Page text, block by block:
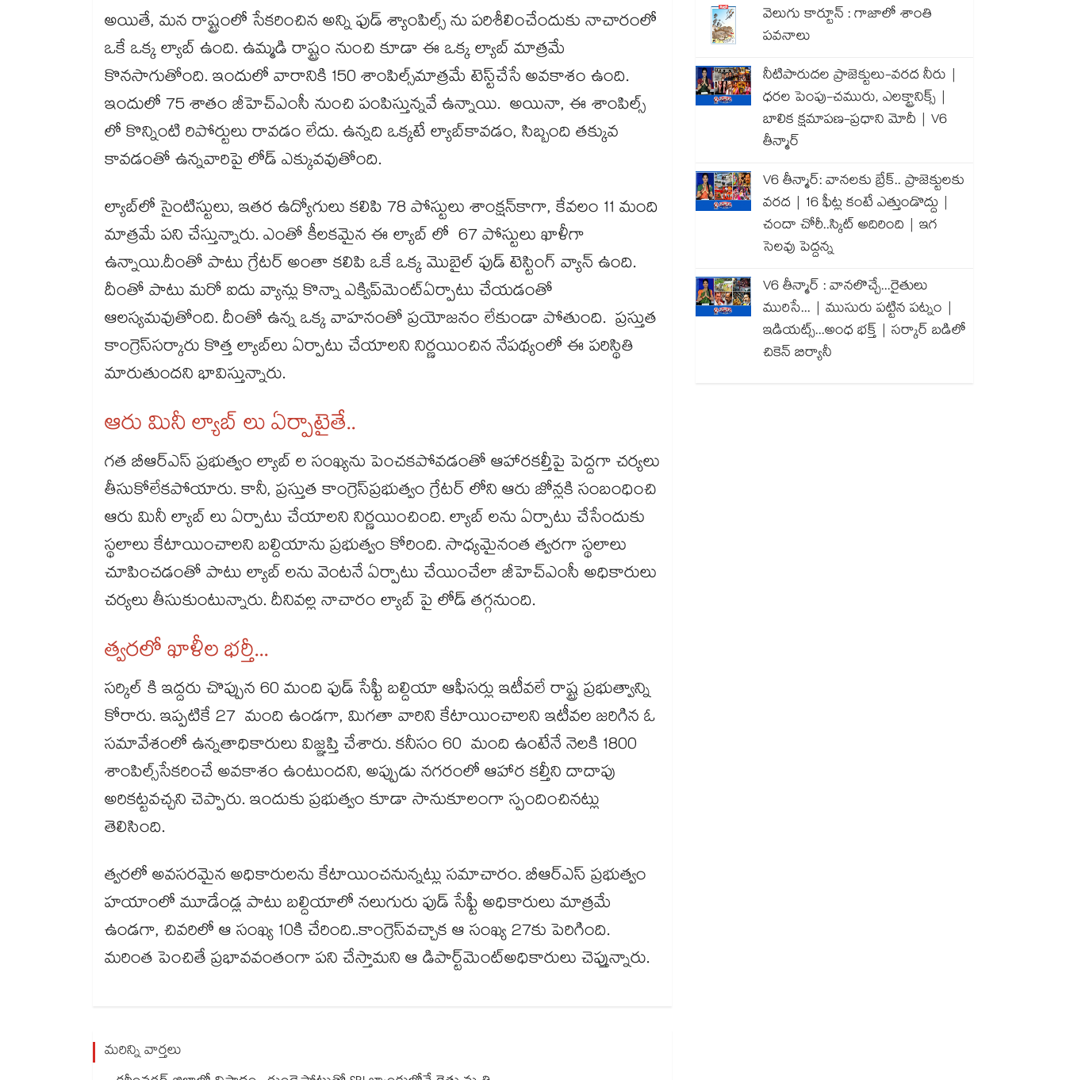
అయితే, మన రాష్ట్రంలో సేకరించిన అన్ని ఫుడ్ శ్యాంపిల్స్ ను పరిశీలించేందుకు నాచారంలో
ఒకే ఒక్క ల్యాబ్ ఉంది. ఉమ్మడి రాష్ట్రం నుంచి కూడా ఈ ఒక్క ల్యాబ్ మాత్రమే
కొనసాగుతోంది. ఇందులో వారానికి 150 శాంపిల్స్​మాత్రమే టెస్ట్​చేసే అవకాశం ఉంది.
ఇందులో 75 శాతం జీహెచ్ఎంసీ నుంచి పంపిస్తున్నవే ఉన్నాయి. అయినా, ఈ శాంపిల్స్​
లో కొన్నింటి రిపోర్టులు రావడం లేదు. ఉన్నది ఒక్కటే ల్యాబ్​కావడం, సిబ్బంది తక్కువ
కావడంతో ఉన్నవారిపై లోడ్​ ఎక్కువవుతోంది.
ల్యాబ్​లో సైంటిస్టులు, ఇతర ఉద్యోగులు కలిపి 78 పోస్టులు శాంక్షన్​కాగా, కేవలం 11 మంది
మాత్రమే పని చేస్తున్నారు. ఎంతో కీలకమైన ఈ ల్యాబ్ లో 67 పోస్టులు ఖాళీగా
ఉన్నాయి.దీంతో పాటు గ్రేటర్ అంతా కలిపి ఒకే ఒక్క మొబైల్ ఫుడ్ టెస్టింగ్ వ్యాన్ ఉంది.
దీంతో పాటు మరో ఐదు వ్యాన్లు కొన్నా ఎక్విప్​మెంట్​ఏర్పాటు చేయడంతో
ఆలస్యమవుతోంది. దీంతో ఉన్న ఒక్క వాహనంతో ప్రయోజనం లేకుండా పోతుంది. ప్రస్తుత
కాంగ్రెస్​సర్కారు కొత్త ల్యాబ్​లు ఏర్పాటు చేయాలని నిర్ణయించిన నేపథ్యంలో ఈ పరిస్థితి
మారుతుందని భావిస్తున్నారు.
ఆరు మినీ ల్యాబ్ లు ఏర్పాటైతే..
గత బీఆర్ఎస్ ప్రభుత్వం ల్యాబ్ ల సంఖ్యను పెంచకపోవడంతో ఆహారకల్తీపై పెద్దగా చర్యలు
తీసుకోలేకపోయారు. కానీ, ప్రస్తుత కాంగ్రెస్​ప్రభుత్వం గ్రేటర్ లోని ఆరు జోన్లకి సంబంధించి
ఆరు మినీ ల్యాబ్ లు ఏర్పాటు చేయాలని నిర్ణయించింది. ల్యాబ్ లను ఏర్పాటు చేసేందుకు
స్థలాలు కేటాయించాలని బల్దియాను ప్రభుత్వం కోరింది. సాధ్యమైనంత త్వరగా స్థలాలు
చూపించడంతో పాటు ల్యాబ్ లను వెంటనే ఏర్పాటు చేయించేలా జీహెచ్ఎంసీ అధికారులు
చర్యలు తీసుకుంటున్నారు. దీనివల్ల నాచారం ల్యాబ్ పై లోడ్ తగ్గనుంది.
త్వరలో ఖాళీల భర్తీ...
సర్కిల్ కి ఇద్దరు చొప్పున 60 మంది ఫుడ్ సేఫ్టీ బల్దియా ఆఫీసర్లు ఇటీవలే రాష్ట్ర ప్రభుత్వాన్ని
కోరారు. ఇప్పటికే 27 మంది ఉండగా, మిగతా వారిని కేటాయించాలని ఇటీవల జరిగిన ఓ
సమావేశంలో ఉన్నతాధికారులు విజ్ఞప్తి చేశారు. కనీసం 60 మంది ఉంటేనే నెలకి 1800
శాంపిల్స్​సేకరించే అవకాశం ఉంటుందని, అప్పుడు నగరంలో ఆహార కల్తీని దాదాపు
అరికట్టవచ్చని చెప్పారు. ఇందుకు ప్రభుత్వం కూడా సానుకూలంగా స్పందించినట్లు
తెలిసింది.
త్వరలో అవసరమైన అధికారులను కేటాయించనున్నట్లు సమాచారం. బీఆర్ఎస్​ ప్రభుత్వం
హయాంలో మూడేండ్ల పాటు బల్దియాలో నలుగురు ఫుడ్ సేఫ్టీ అధికారులు మాత్రమే
ఉండగా, చివరిలో ఆ సంఖ్య 10కి చేరింది..కాంగ్రెస్​వచ్చాక ఆ సంఖ్య 27కు పెరిగింది.
మరింత పెంచితే ప్రభావవంతంగా పని చేస్తామని ఆ డిపార్ట్​మెంట్​అధికారులు చెప్తున్నారు.
మరిన్ని వార్తలు
వెలుగు కార్టూన్ : గాజాలో శాంతి
పవనాలు
నీటిపారుదల ప్రాజెక్టులు-వరద నీరు |
ధరల పెంపు-చమురు, ఎలక్ట్రానిక్స్ |
బాలిక క్షమాపణ-ప్రధాని మోదీ | V6
తీన్మార్
V6 తీన్మార్: వానలకు బ్రేక్.. ప్రాజెక్టులకు
వరద | 16 ఫీట్ల కంటే ఎత్తుండొద్దు |
చందా చోరీ..స్కిట్ అదిరింది | ఇగ
సెలవు పెద్దన్న
V6 తీన్మార్ : వానలొచ్చే...రైతులు
మురిసే... | ముసురు పట్టిన పట్నం |
ఇడియట్స్...అంధ భక్త్ | సర్కార్ బడిలో
చికెన్ బిర్యానీ